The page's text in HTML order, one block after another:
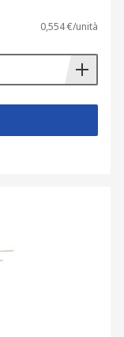
0,554 €/unità